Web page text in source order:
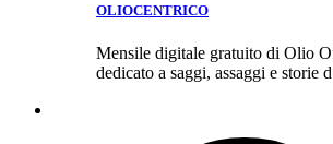
OLIOCENTRICO
Mensile digitale gratuito di Olio
dedicato a saggi, assaggi e storie